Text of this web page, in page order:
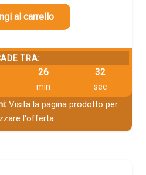
al carrello
TRA:
26
min
31
sec
Visita la pagina prodotto per
l'offerta